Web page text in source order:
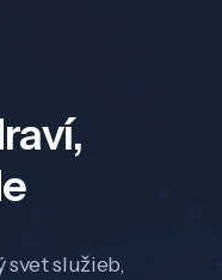
svet služieb,